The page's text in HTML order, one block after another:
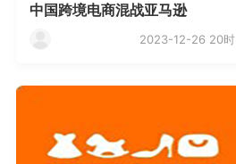
中国跨境电商混战亚马逊
2023-12-26 20时